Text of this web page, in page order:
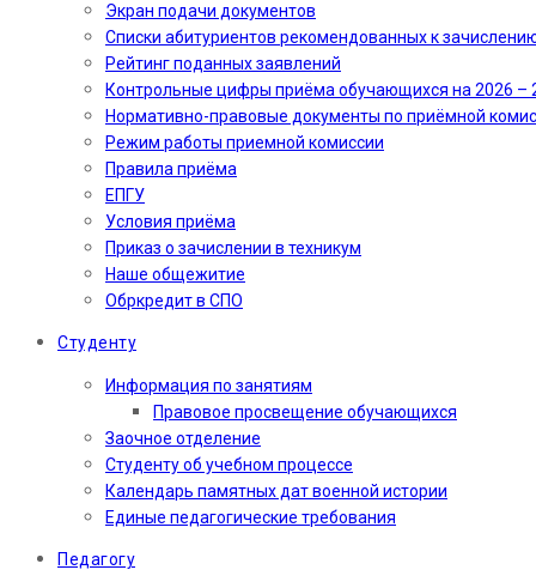
Экран подачи документов
Cписки абитуриентов рекомендованных к
Рейтинг поданных заявлений
Контрольные цифры приёма обучающихся на 2026 –
Нормативно-правовые документы по приёмной
Режим работы приемной комиссии
Правила приёма
ЕПГУ
Условия приёма
Приказ о зачислении в техникум
Наше общежитие
Обркредит в СПО
Студенту
Информация по занятиям
Правовое просвещение обучающихся
Заочное отделение
Студенту об учебном процессе
Календарь памятных дат военной истории
Единые педагогические требования
Педагогу